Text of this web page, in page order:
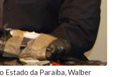
Estado da Paraíba, Walber